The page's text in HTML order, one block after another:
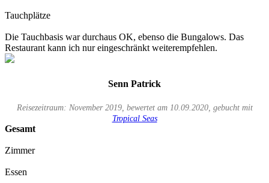
Tauchplätze
Die Tauchbasis war durchaus OK, ebenso die Bungalows. Das
Restaurant kann ich nur eingeschränkt weiterempfehlen.
Senn Patrick
Reisezeitraum: November 2019, bewertet am 10.09.2020, gebucht mit
Tropical Seas
Gesamt
Zimmer
Essen